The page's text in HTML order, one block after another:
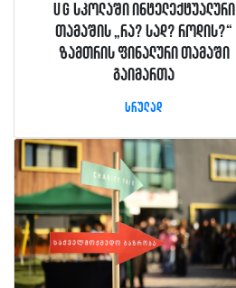
UG სკოლაში ინტელექტუალური
თამაშის „რა? სად? როდის?“
ზამთრის ფინალური თამაში
გაიმართა
სრულად